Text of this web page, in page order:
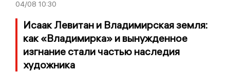
04/08 10:30
Исаак Левитан и Владимирская земля:
как «Владимирка» и вынужденное
изгнание стали частью наследия
художника